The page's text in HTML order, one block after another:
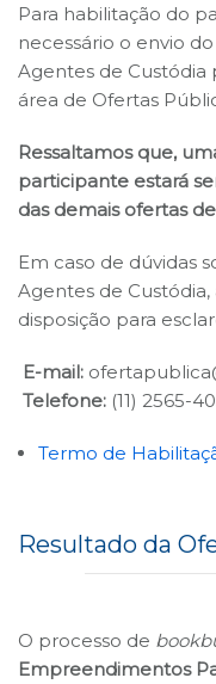
Para habilitação do
necessário o envio
Agentes de
área de Ofertas
Ressaltamos que,
participante estará
das demais ofertas
Em caso de dúvidas
Agentes de Custódia,
disposição para
E-mail:
Telefone: (11) 2565-
Termo de
Resultado da
O processo de
Empreendimentos